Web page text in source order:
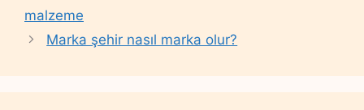
malzeme
Marka şehir nasıl marka olur?